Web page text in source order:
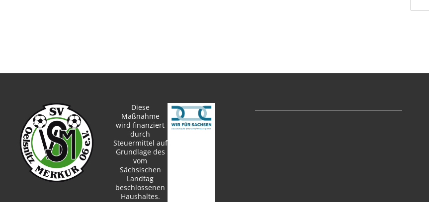
Diese
Maßnahme
wird finanziert
durch
Steuermittel auf
Grundlage des
vom
Sächsischen
Landtag
beschlossenen
Haushaltes.